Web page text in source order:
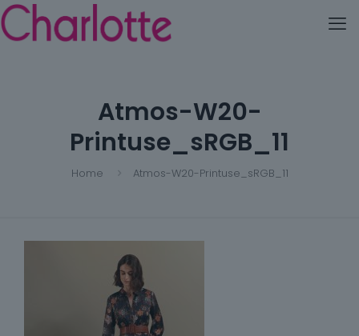
Atmos-W20-
Printuse_sRGB_11
Home Atmos-W20-Printuse_sRGB_11